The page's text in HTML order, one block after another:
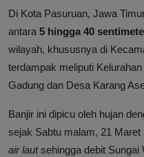
Di Kota Pasuruan, Jawa
antara 5 hingga 40
wilayah, khususnya di
terdampak meliputi
Gadung dan Desa Karang
Banjir ini dipicu oleh hujan
sejak Sabtu malam, 21 Maret
air lautsehingga debit Sungai